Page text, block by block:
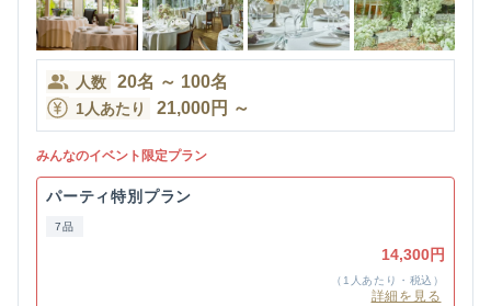
人数 20名 ～ 100名
1人あたり 21,000円 ～
みんなのイベント限定プラン
パーティ特別プラン
7品
14,300円
（1人あたり・税込）
詳細を見る